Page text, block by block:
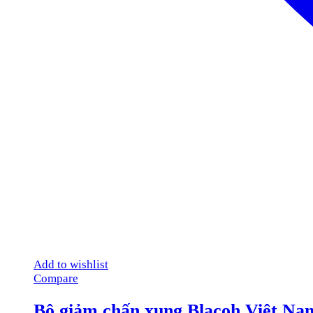
Add to wishlist
Compare